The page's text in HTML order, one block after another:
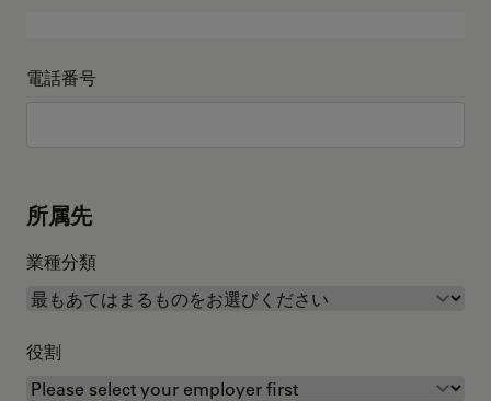
電話番号
所属先
業種分類
役割